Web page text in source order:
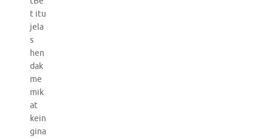
t itu
jela
s
hen
dak
me
mik
at
kein
gina